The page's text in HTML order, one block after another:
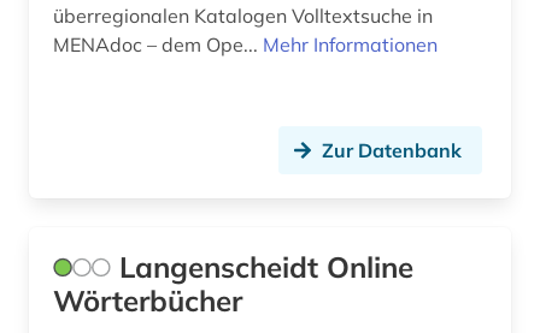
südasien (7)
turksprachen (6)
türkei (1)
überregionalen Katalogen Volltextsuche in
MENAdoc – dem Ope... Mehr Informationen
Zur Datenbank
Langenscheidt Online
Wörterbücher